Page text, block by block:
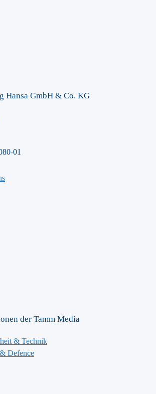
Hansa GmbH & Co. KG
01
der Tamm Media
& Technik
Defence